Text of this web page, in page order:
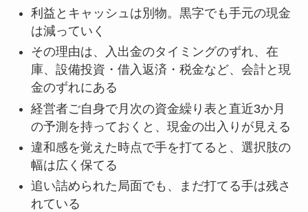
利益とキャッシュは別物。黒字でも手元の現金
は減っていく
その理由は、入出金のタイミングのずれ、在
庫、設備投資・借入返済・税金など、会計と現
金のずれにある
経営者ご自身で月次の資金繰り表と直近3か月
の予測を持っておくと、現金の出入りが見える
違和感を覚えた時点で手を打てると、選択肢の
幅は広く保てる
追い詰められた局面でも、まだ打てる手は残さ
れている